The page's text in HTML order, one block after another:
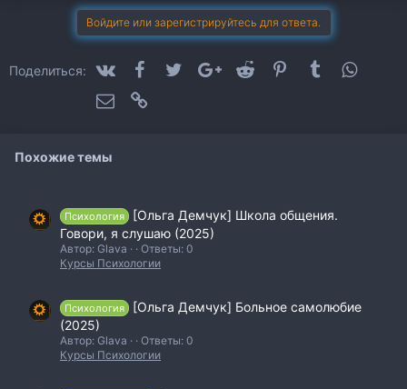
Войдите или зарегистрируйтесь для ответа.
Поделиться: VK FacebookTwitterGoogle+Reddit PinterestTumblr
Электронная почта
Похожие темы
Психология
[Ольга Демчук] Школа общения.
Говори, я слушаю (2025)
Автор: Glava
Ответы: 0
Курсы Психологии
Психология
[Ольга Демчук] Больное самолюбие
(2025)
Автор: Glava
Ответы: 0
Курсы Психологии